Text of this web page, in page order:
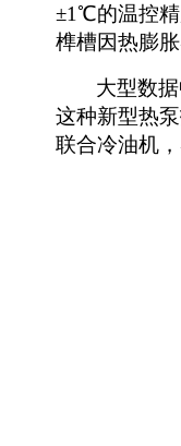
±1℃的温控精
榫槽因热膨
大型数
这种新型热
联合冷油机